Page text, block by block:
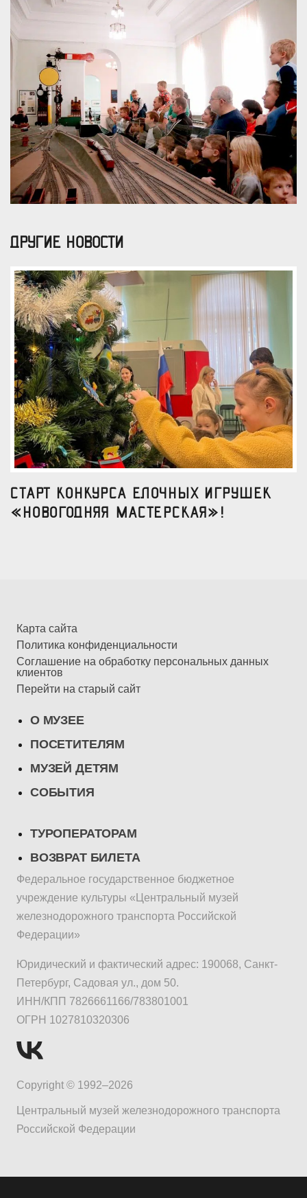
ДРУГИЕ НОВОСТИ
Старт конкурса елочных игрушек
«Новогодняя мастерская»!
Карта сайта
Политика конфиденциальности
Соглашение на обработку персональных данных
клиентов
Перейти на старый сайт
О МУЗЕЕ
ПОСЕТИТЕЛЯМ
МУЗЕЙ ДЕТЯМ
СОБЫТИЯ
ТУРОПЕРАТОРАМ
ВОЗВРАТ БИЛЕТА
Федеральное государственное бюджетное
учреждение культуры «Центральный музей
железнодорожного транспорта Российской
Федерации»
Юридический и фактический адрес: 190068, Санкт-
Петербург, Садовая ул., дом 50.
ИНН/КПП 7826661166/783801001
ОГРН 1027810320306
Copyright © 1992–2026
Центральный музей железнодорожного транспорта
Российской Федерации